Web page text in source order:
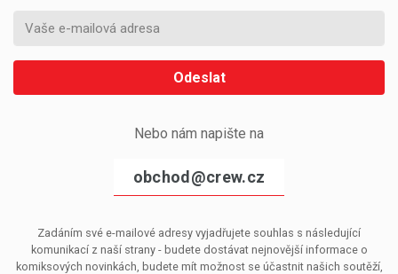
Odeslat
Nebo nám napište na
obchod@crew.cz
Zadáním své e-mailové adresy vyjadřujete souhlas s následující
komunikací z naší strany - budete dostávat nejnovější informace o
komiksových novinkách, budete mít možnost se účastnit našich soutěží,